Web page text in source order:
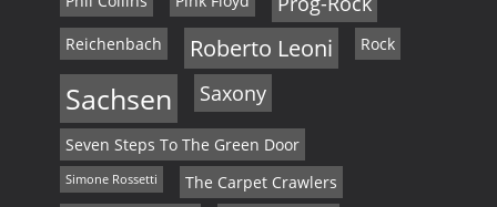
Reichenbach Roberto Leoni Rock
Sachsen Saxony
Seven Steps To The Green Door
Simone Rossetti
The Carpet Crawlers